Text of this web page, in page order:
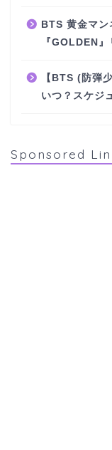
BTS 黄金マ
『GOLDEN
【BTS (防弾
いつ？スケジ
Sponsored